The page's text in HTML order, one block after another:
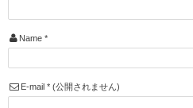
Name *
E-mail *(公開されません)